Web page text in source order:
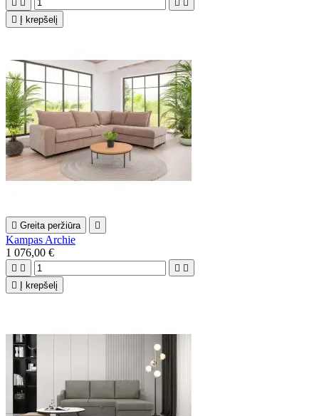
   
 Į krepšelį
 Greita peržiūra 
Kampas Archie
1 076,00 €
   
 Į krepšelį